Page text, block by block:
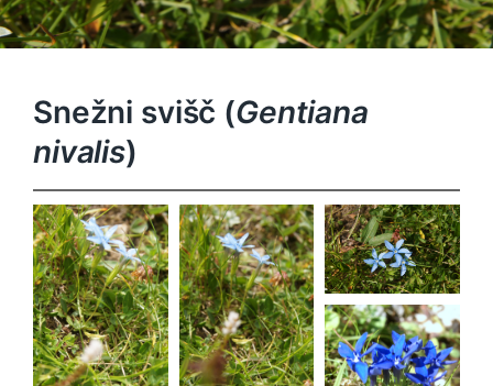
Snežni svišč (Gentiana
nivalis)
Gentiana
nivalis
Gentiana
nivalis
Gentiana
nivalis
Gentiana
nivalis